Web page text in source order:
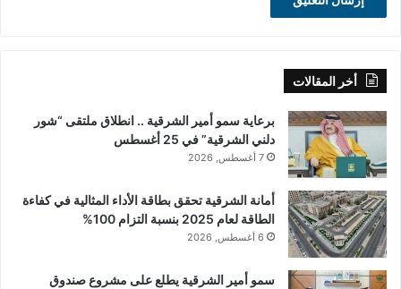
أخر المقالات
برعاية سمو أمير الشرقية .. انطلاق ملتقى “شور
دلني الشرقية” في 25 أغسطس
7 أغسطس, 2026
أمانة الشرقية تحقق بطاقة الأداء المثالية في كفاءة
الطاقة لعام 2025 بنسبة التزام 100%
6 أغسطس, 2026
سمو أمير الشرقية يطلع على مشروع صندوق